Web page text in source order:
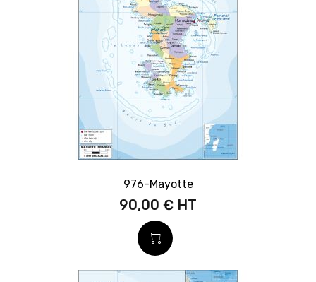
976-Mayotte
90,00 €